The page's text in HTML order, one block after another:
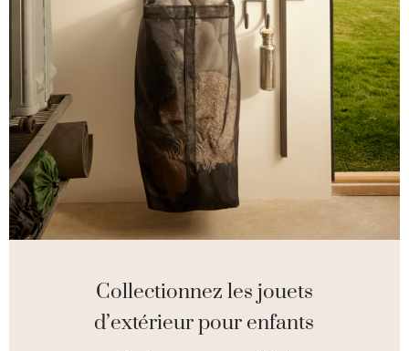
Collectionnez les jouets
d’extérieur pour enfants